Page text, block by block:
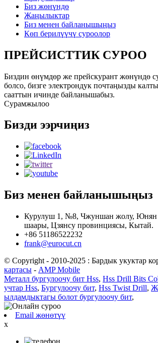
Биз жөнүндө
Жаңылыктар
Биз менен байланышыңыз
Көп берилүүчү суроолор
ПРЕЙСИСТТИК СУРОО
Биздин өнүмдөр же прейскурант жөнүндө
болсо, бизге электрондук почтаңызды
сааттын ичинде байланышабыз.
Сурамжылоо
Бизди ээрчиңиз
Биз менен байланышыңыз
Курулуш 1, №8, Чжуншан жолу, Юнян
шаары, Цзянсу провинциясы, Кытай.
+86 51186522232
frank@eurocut.cn
© Copyright - 2010-2025 : Бардык укуктар
картасы - AMP Mobile
Металл бургулоочу бит Hss, Hss Drill Bits
учтар Hss, Бургулоочу бит, Hss Twist Drill,
ылдамдыктагы болот бургулоочу бит,
Email жөнөтүү
x